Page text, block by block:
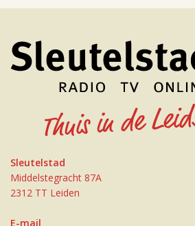
Sleutelstad
Middelstegracht 87A
2312 TT Leiden
E-mail